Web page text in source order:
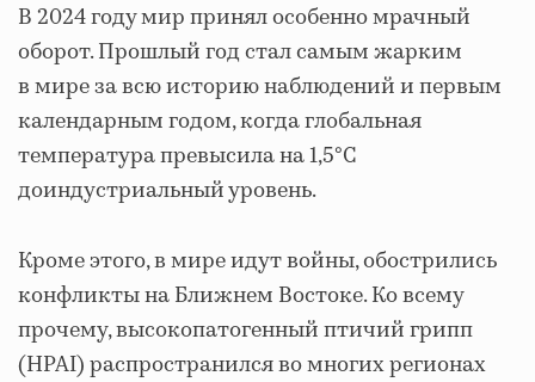
В 2024 году мир принял особенно мрачный
оборот. Прошлый год стал самым жарким
в мире за всю историю наблюдений и первым
календарным годом, когда глобальная
температура превысила на 1,5°C
доиндустриальный уровень.
Кроме этого, в мире идут войны, обострились
конфликты на Ближнем Востоке. Ко всему
прочему, высокопатогенный птичий грипп
(HPAI) распространился во многих регионах